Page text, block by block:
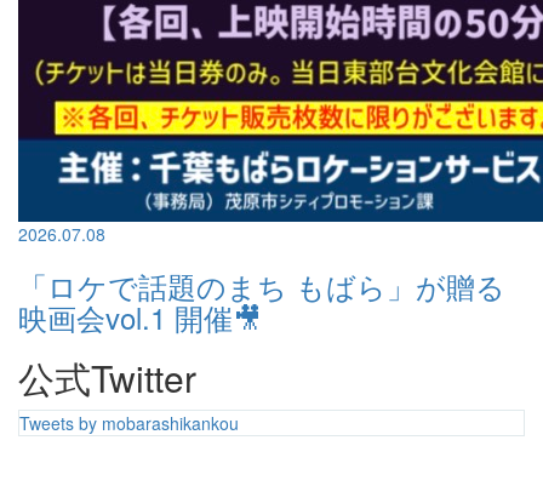
2026.07.08
「ロケで話題のまち もばら」が贈る
映画会vol.1 開催🎥
公式Twitter
Tweets by mobarashikankou